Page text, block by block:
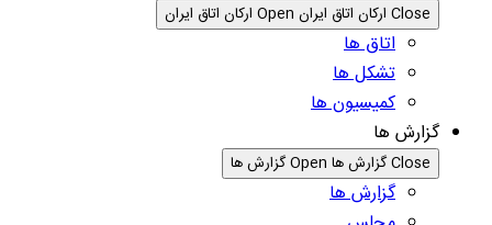
Close ارکان اتاق ایران Open ارکان اتاق ایران
اتاق ها
تشکل ها
کمیسیون ها
گزارش ها
Close گزارش ها Open گزارش ها
گزارش ها